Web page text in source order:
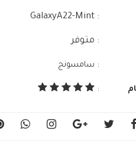
: GalaxyA22-Mint
: متوفر
: سامسونج
: